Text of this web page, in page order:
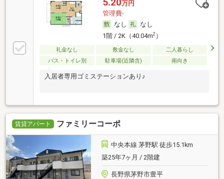
万円
管理費-
なし
なし
1階 / 2K（40.04m2）
礼金なし 敷金なし
二人暮らし
バス・トイレ別
駐車場(近隣含) 南向き
入居者専用ゴミステーションあり♪
賃貸アパート ファミリーコーポ
中央本線 茅野駅 徒歩15.1km
築25年7ヶ月 / 2階建
長野県茅野市豊平